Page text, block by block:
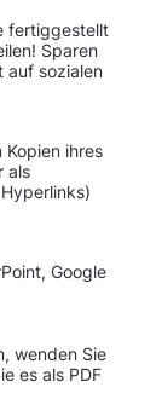
fertiggestellt
Sparen
auf sozialen
ihres
als
Google
wenden Sie
es als PDF